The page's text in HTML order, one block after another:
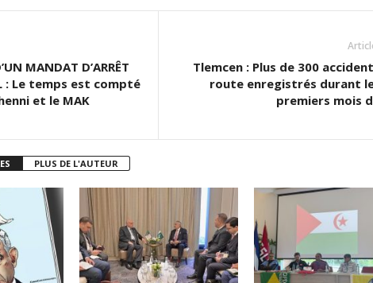
MANDAT D’ARRÊT
: Le temps est compté
et le MAK
Tlemcen : Plus de 300
route enregistrés durant
premiers mois
PLUS DE L'AUTEUR